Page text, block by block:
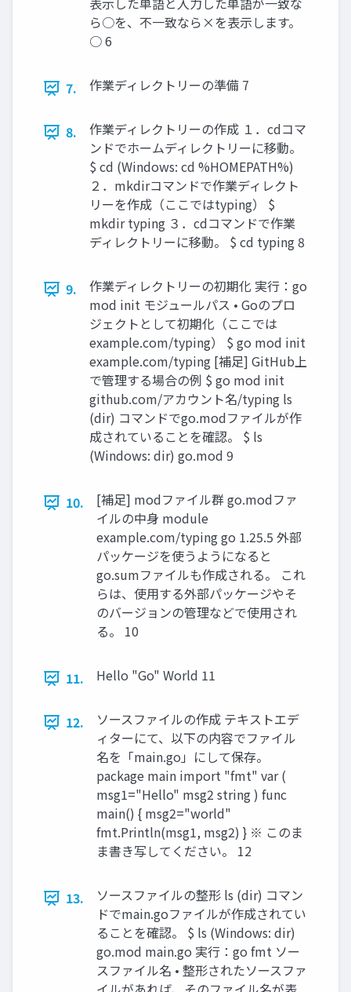
ら○を、不一致なら×を表示します。
○ 6
7. 作業ディレクトリーの準備 7
8.
作業ディレクトリーの作成 １．cdコマ
ンドでホームディレクトリーに移動。
$ cd (Windows: cd %HOMEPATH%)
２．mkdirコマンドで作業ディレクト
リーを作成（ここではtyping） $
mkdir typing ３．cdコマンドで作業
ディレクトリーに移動。 $ cd typing 8
9.
作業ディレクトリーの初期化 実行：go
mod init モジュールパス • Goのプロ
ジェクトとして初期化（ここでは
example.com/typing） $ go mod init
example.com/typing [補足] GitHub上
で管理する場合の例 $ go mod init
github.com/アカウント名/typing ls
(dir) コマンドでgo.modファイルが作
成されていることを確認。 $ ls
(Windows: dir) go.mod 9
10.
[補足] modファイル群 go.modファ
イルの中身 module
example.com/typing go 1.25.5 外部
パッケージを使うようになると
go.sumファイルも作成される。 これ
らは、使用する外部パッケージやそ
のバージョンの管理などで使用され
る。 10
11. Hello "Go" World 11
12.
ソースファイルの作成 テキストエデ
ィターにて、以下の内容でファイル
名を「main.go」にして保存。
package main import "fmt" var (
msg1="Hello" msg2 string ) func
main() { msg2="world"
fmt.Println(msg1, msg2) } ※ このま
ま書き写してください。 12
13.
ソースファイルの整形 ls (dir) コマン
ドでmain.goファイルが作成されてい
ることを確認。 $ ls (Windows: dir)
go.mod main.go 実行：go fmt ソー
スファイル名 • 整形されたソースファ